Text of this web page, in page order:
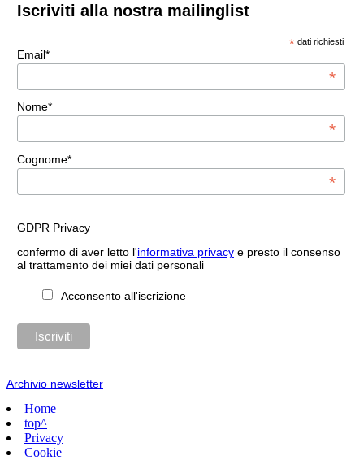
Iscriviti alla nostra mailinglist
* dati richiesti
Email*
*
Nome*
*
Cognome*
*
GDPR Privacy
confermo di aver letto l'informativa privacye presto il consenso
al trattamento dei miei dati personali
Acconsento all'iscrizione
Archivio newsletter
Home
top^
Privacy
Cookie